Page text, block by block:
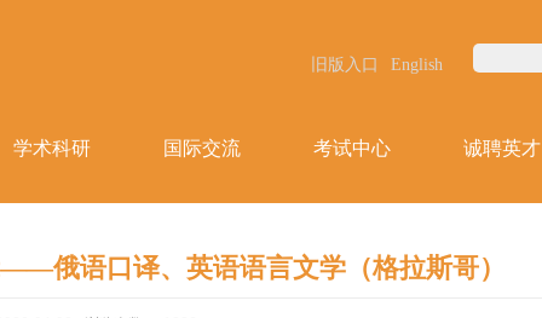
旧版入口 English
学术科研 国际交流 考试中心 诚聘英才
俄语口译、英语语言文学（格拉斯哥）